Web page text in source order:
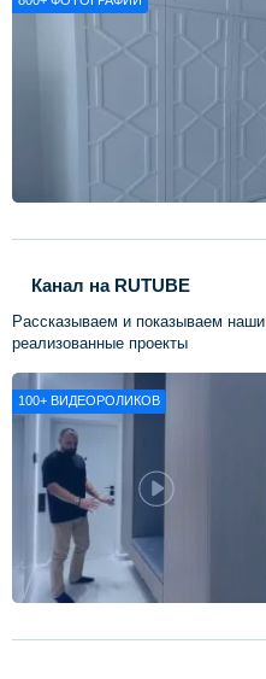
Канал на RUTUBE
Рассказываем и показываем наши
реализованные проекты
100+ ВИДЕОРОЛИКОВ